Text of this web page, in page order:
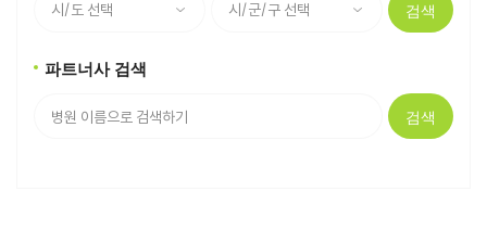
검색
파트너사 검색
검색